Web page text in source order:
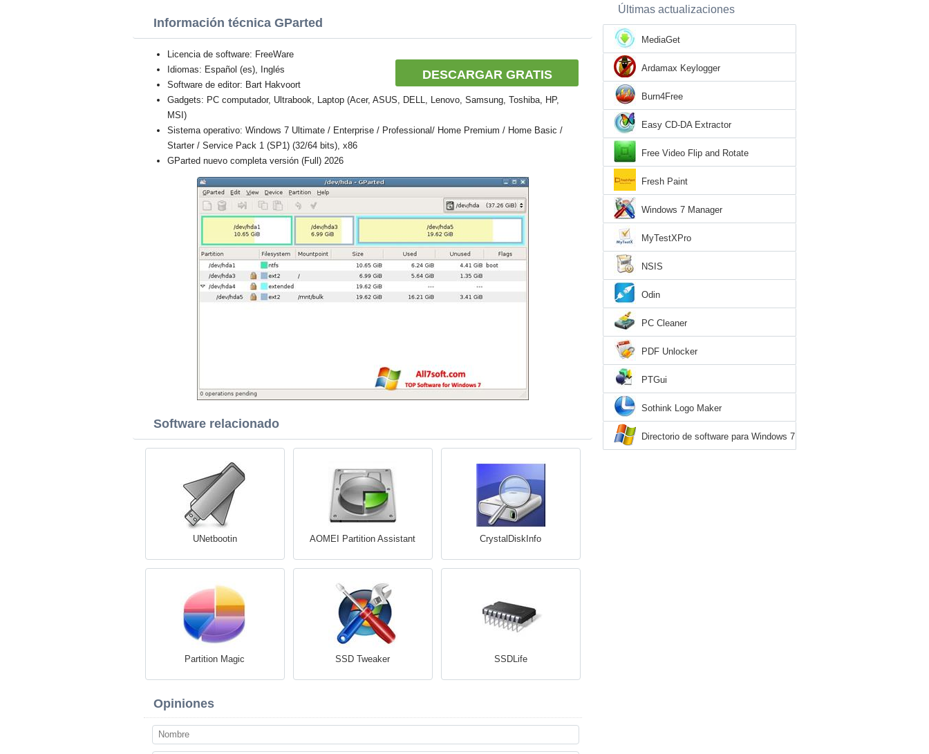
Información técnica GParted
DESCARGAR GRATIS
Licencia de software: FreeWare
Idiomas: Español (es), Inglés
Software de editor: Bart Hakvoort
Gadgets: PC computador, Ultrabook, Laptop (Acer, ASUS, DELL, Lenovo, Samsung, Toshiba, HP,
MSI)
Sistema operativo: Windows 7 Ultimate / Enterprise / Professional/ Home Premium / Home Basic /
Starter / Service Pack 1 (SP1) (32/64 bits), x86
GParted nuevo completa versión (Full) 2026
Software relacionado
UNetbootin AOMEI Partition Assistant CrystalDiskInfo
Partition Magic SSD Tweaker SSDLife
Opiniones
Últimas actualizaciones
MediaGet
Ardamax Keylogger
Burn4Free
Easy CD-DA Extractor
Free Video Flip and Rotate
Fresh Paint
Windows 7 Manager
MyTestXPro
NSIS
Odin
PC Cleaner
PDF Unlocker
PTGui
Sothink Logo Maker
Directorio de software para Windows 7